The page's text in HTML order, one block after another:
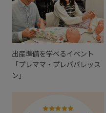
出産準備を学べるイベント
「プレママ・プレパパレッス
ン」